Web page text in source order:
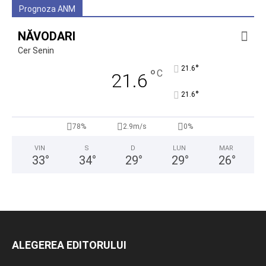
Prognoza ANM
NĂVODARI
Cer Senin
21.6 °C 21.6°
21.6°
78% 2.9m/s 0%
VIN
33°
S
34°
D
29°
LUN
29°
MAR
26°
ALEGEREA EDITORULUI